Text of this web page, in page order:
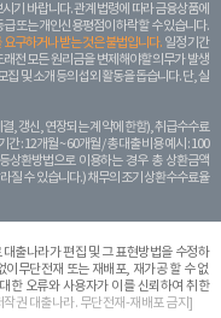
기 바랍니다. 관계 법령에 따라 금융상품에
또는 개인신용평점이 하락할 수 있습니다.
구하거나 받는 것은 불법입니다. 일정 기간
전 모든 원리금을 변제해야할 의무가 발생
및 소개 등의 섭외 활동을 돕습니다. 단, 실
, 갱신, 연장되는 계 약에 한함), 취급수수료
: 12개월 ~ 60개월 / 총 대출 비용 예시 : 100
상환방법으로 이용하는 경우 총 상환금액
질 수 있습니다.) 채무의 조기 상환수수료율
출나라가 편집 및 그 표현방법을 수정하
이무단전재 또는 재배포, 재가공 할 수 없
한 오류와 사용자가 이를 신뢰하여 취한
작권 대출나라. 무단전재-재배포 금지]